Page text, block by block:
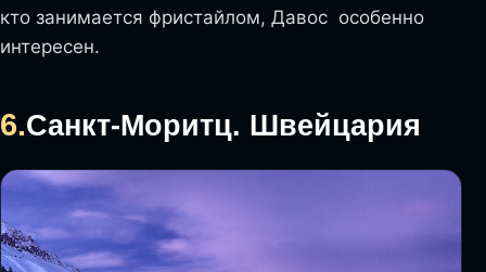
кто занимается фристайлом, Давос особенно
интересен.
6.Санкт-Моритц. Швейцария